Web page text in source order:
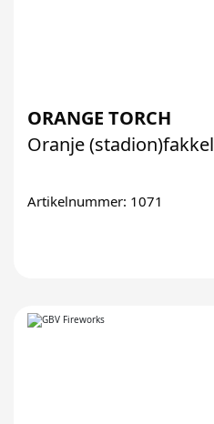
ORANGE TORCH
Oranje (stadion)fakkel
Artikelnummer: 1071